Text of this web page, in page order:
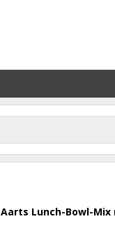
Aarts Lunch-Bowl-Mix